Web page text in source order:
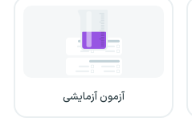
آزمون آزمایشی